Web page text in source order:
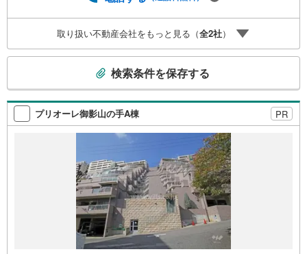
や、1000万円台の中古マンションを始め多数物件を取り扱
っています。Yahoo！不動産に掲載しきれない物件もご紹
介できます。お気軽にお問合せください。弊社ホームペー
取り扱い不動産会社をもっと見る（全2社）
検
索
条
検索条件を保存する
プリオーレ御影山の手A棟 PR